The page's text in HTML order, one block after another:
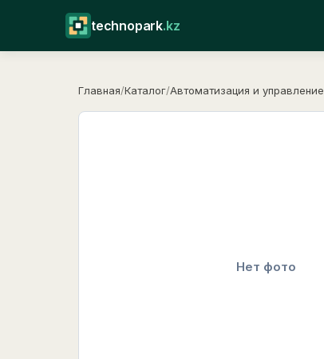
technopark.kz
Главная/Каталог/Автоматизация и управление
Нет фото